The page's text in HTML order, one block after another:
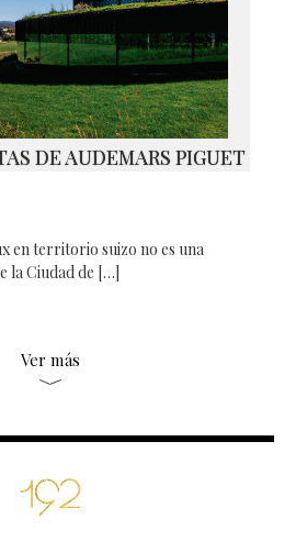
DE AUDEMARS PIGUET
en territorio suizo no es una
la Ciudad de […]
Ver más